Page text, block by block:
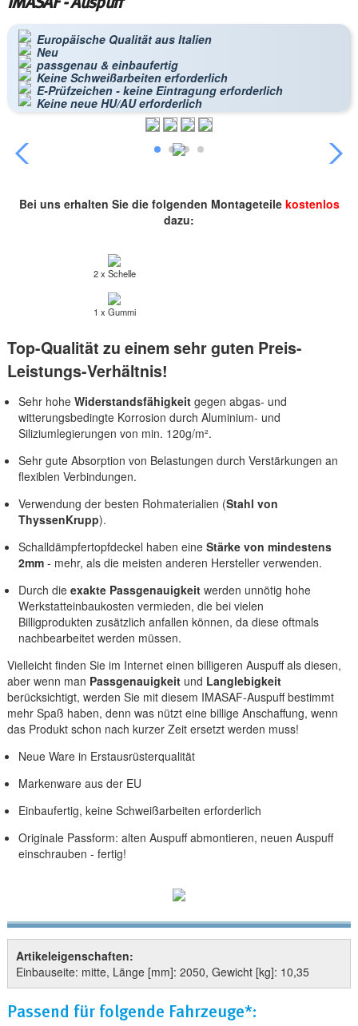
Europäische Qualität aus Italien
Neu
passgenau & einbaufertig
Keine Schweißarbeiten erforderlich
E-Prüfzeichen - keine Eintragung erforderlich
Keine neue HU/AU erforderlich
Bei uns erhalten Sie die folgenden Montageteile kostenlos
dazu:
2 x Schelle
1 x Gummi
Top-Qualität zu einem sehr guten Preis-
Leistungs-Verhältnis!
Sehr hohe Widerstandsfähigkeit gegen abgas- und
witterungsbedingte Korrosion durch Aluminium- und
Siliziumlegierungen von min. 120g/m².
Sehr gute Absorption von Belastungen durch Verstärkungen an
flexiblen Verbindungen.
Verwendung der besten Rohmaterialien (Stahl von
ThyssenKrupp).
Schalldämpfertopfdeckel haben eine Stärke von mindestens
2mm- mehr, als die meisten anderen Hersteller verwenden.
Durch dieexakte Passgenauigkeitwerden unnötig hohe
Werkstatteinbaukosten vermieden, die bei vielen
Billigprodukten zusätzlich anfallen können, da diese oftmals
nachbearbeitet werden müssen.
Vielleicht finden Sie im Internet einen billigeren Auspuff als diesen,
aber wenn man Passgenauigkeit und Langlebigkeit
berücksichtigt, werden Sie mit diesem IMASAF-Auspuff bestimmt
mehr Spaß haben, denn was nützt eine billige Anschaffung, wenn
das Produkt schon nach kurzer Zeit ersetzt werden muss!
Neue Ware in Erstausrüsterqualität
Markenware aus der EU
Einbaufertig, keine Schweißarbeiten erforderlich
Originale Passform: alten Auspuff abmontieren, neuen Auspuff
einschrauben - fertig!
Artikeleigenschaften:
Einbauseite: mitte, Länge [mm]: 2050, Gewicht [kg]: 10,35
Passend für folgende Fahrzeuge*: